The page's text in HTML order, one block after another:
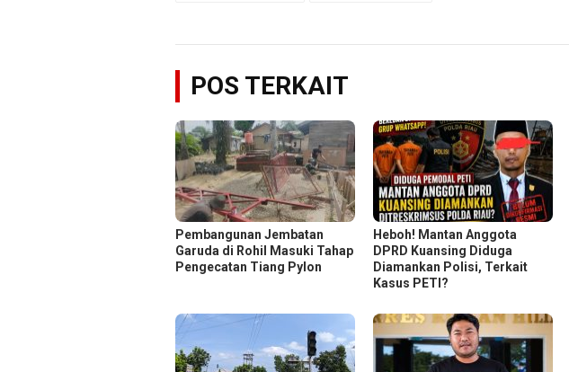
POS TERKAIT
Pembangunan Jembatan
Garuda di Rohil Masuki Tahap
Pengecatan Tiang Pylon
Heboh! Mantan Anggota
DPRD Kuansing Diduga
Diamankan Polisi, Terkait
Kasus PETI?